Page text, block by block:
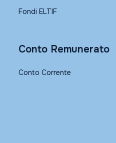
Fondi ELTIF
Conto Remunerato
Conto Corrente